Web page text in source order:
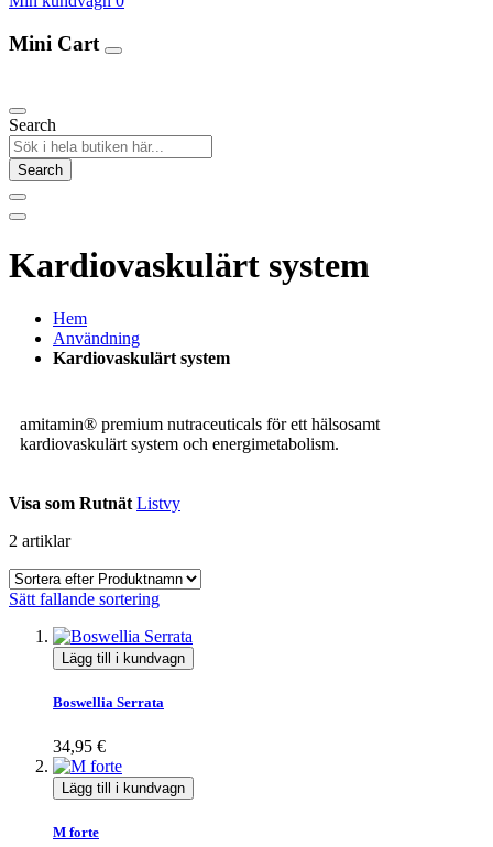
Mini Cart
Search
Search
Kardiovaskulärt system
Hem
Användning
Kardiovaskulärt system
amitamin® premium nutraceuticals för ett hälsosamt
kardiovaskulärt system och energimetabolism.
Visa som Rutnät Listvy
2 artiklar
Sätt fallande sortering
Lägg till i kundvagn
Boswellia Serrata
34,95 €
Lägg till i kundvagn
M forte